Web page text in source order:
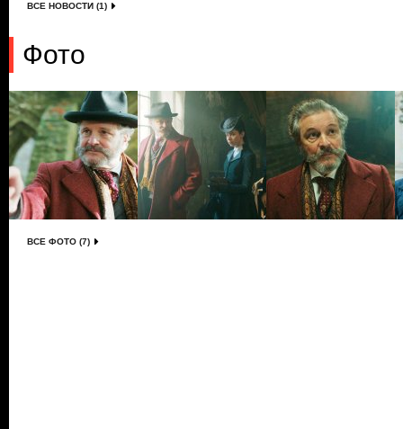
ВСЕ НОВОСТИ (1)
Фото
ВСЕ ФОТО (7)